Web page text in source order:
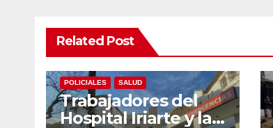
Related Post
POLICIALES SALUD
Trabajadores del
Hospital Iriarte y la